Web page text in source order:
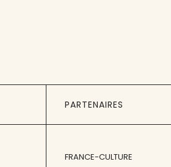
PARTENAIRES
FRANCE-CULTURE